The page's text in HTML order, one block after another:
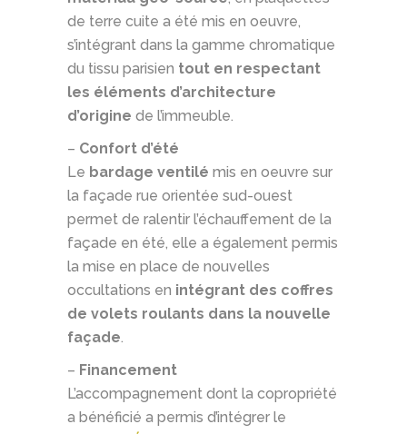
de terre cuite a été mis en oeuvre,
s’intégrant dans la gamme chromatique
du tissu parisien tout en respectant
les éléments d’architecture
d’origine de l’immeuble.
– Confort d’été
Le bardage ventilé mis en oeuvre sur
la façade rue orientée sud-ouest
permet de ralentir l’échauffement de la
façade en été, elle a également permis
la mise en place de nouvelles
occultations en intégrant des coffres
de volets roulants dans la nouvelle
façade.
– Financement
L’accompagnement dont la copropriété
a bénéficié a permis d’intégrer le